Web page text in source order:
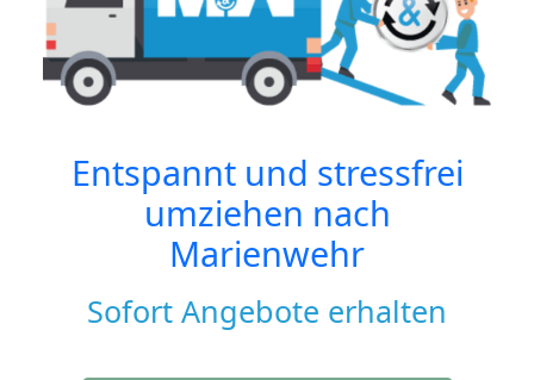
Entspannt und stressfrei
umziehen nach
Marienwehr
Sofort Angebote erhalten